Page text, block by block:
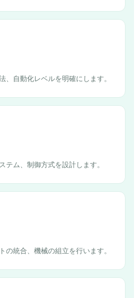
、自動化レベルを明確にします。
テム、制御方式を設計します。
の統合、機械の組立を行います。